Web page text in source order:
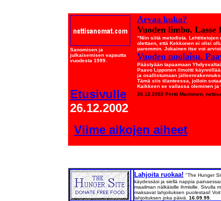
Sanomisen ja
julkaisemisen vapautta
vuodesta 1999.
Etusivulle
26.12.2002
Arvaa kuka?
Vuoden limbo. Lasse
"Niin siitä metodista. Lehtitietojen
olettaen, että Kekkonen ei olisi
paremmin. Jokainen itse voi
Vuoden nuolaisu.
Päästyään tapaamaan
Paavo Lipponen ilmoitti
ja osallistumaan
Tämä siis tilanteessa, jolloin
Kaikkeen se vallassa oleminen
26.12.2002 Pertti Manninen,
Viime aikojen aiheet
Lahjoita ruokaa! "The Hunger
käydessäsi ja siellä nappia
maailman nälkäisille ihmisille. Sivulla
maksavat lahjoituksen puolestasi!
lahjoituksen joka päivä. 16.09.99.